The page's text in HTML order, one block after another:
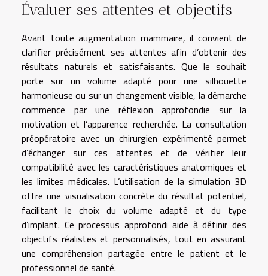
Évaluer ses attentes et objectifs
Avant toute augmentation mammaire, il convient de
clarifier précisément ses attentes afin d’obtenir des
résultats naturels et satisfaisants. Que le souhait
porte sur un volume adapté pour une silhouette
harmonieuse ou sur un changement visible, la démarche
commence par une réflexion approfondie sur la
motivation et l’apparence recherchée. La consultation
préopératoire avec un chirurgien expérimenté permet
d’échanger sur ces attentes et de vérifier leur
compatibilité avec les caractéristiques anatomiques et
les limites médicales. L’utilisation de la simulation 3D
offre une visualisation concrète du résultat potentiel,
facilitant le choix du volume adapté et du type
d’implant. Ce processus approfondi aide à définir des
objectifs réalistes et personnalisés, tout en assurant
une compréhension partagée entre le patient et le
professionnel de santé.